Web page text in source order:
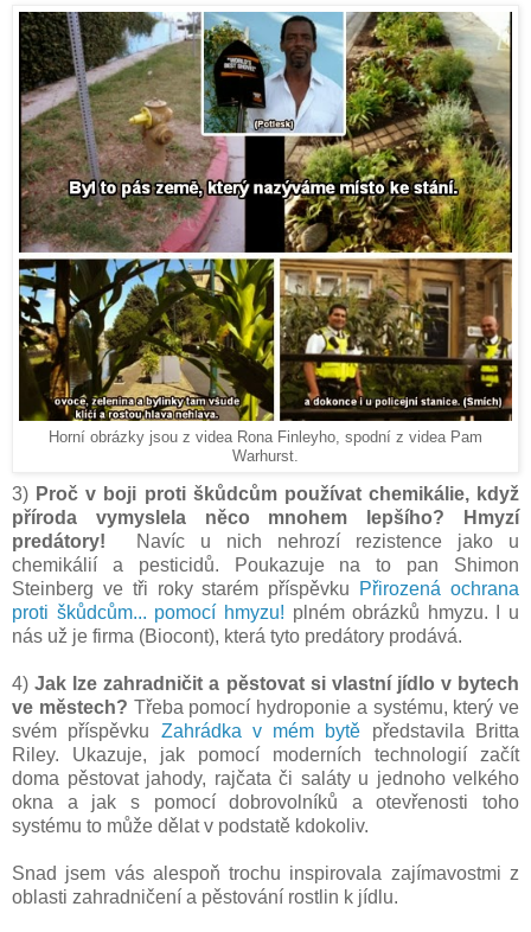
Horní obrázky jsou z videa Rona Finleyho, spodní z videa Pam
Warhurst.
3) Proč v boji proti škůdcům používat chemikálie, když
příroda vymyslela něco mnohem lepšího? Hmyzí
predátory!
Navíc u nich nehrozí rezistence jako u
chemikálií a pesticidů. Poukazuje na to pan Shimon
Steinberg ve tři roky starém příspěvku
Přirozená ochrana
proti škůdcům... pomocí hmyzu! plném obrázků hmyzu. I u
nás už je firma (Biocont), která tyto predátory prodává.
4)Jak lze zahradničit a pěstovat si vlastní jídlo v bytech
ve městech? Třeba pomocí hydroponie a systému, který ve
svém příspěvku Zahrádka v mém bytě představila Britta
Riley. Ukazuje, jak pomocí moderních technologií začít
doma pěstovat jahody, rajčata či saláty u jednoho velkého
okna a jak s pomocí dobrovolníků a otevřenosti toho
systému to může dělat v podstatě kdokoliv.
Snad jsem vás alespoň trochu inspirovala zajímavostmi z
oblasti zahradničení a pěstování rostlin k jídlu.